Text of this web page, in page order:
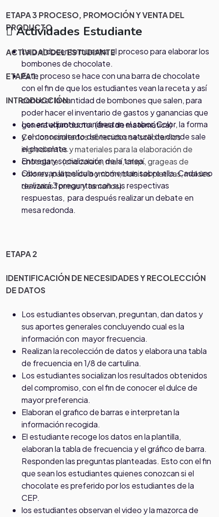
ETAPA 3 PROCESO, PROMOCIÓN Y VENTA DEL
PRODUCTO
La o el docente muestra el proceso para elaborar los
bombones de chocolate.
Este proceso se hace con una barra de chocolate
con el fin de que los estudiantes vean la receta y así
conocer la cantidad de bombones que salen, para
poder hacer el inventario de gastos y ganancias que
genera el producto. (área de matemática)
Con los resultados obtenidos se solicitan los
ingredientes y materiales para la elaboración de
chocolate. (chocolate, maní, crispí, grageas de
colores, palitos de bombón, bolsitas platicas, moldes
de varias formas y tamaños).
Actividades Estudiante
ACTIVIDAD DEL ESTUDIANTE
ETAPA 1:
INTRODUCCIÓN
Los estudiantes manifiestan el sabor, Color, la forma
y el conocimiento del recurso natural de donde sale
el chocolate.
Entrega y socialización de la tarea.
Observan la película y comentan sobre ella. Cada uno
realizará 3 preguntas con sus respectivas
respuestas, para después realizar un debate en
mesa redonda.
ETAPA 2
IDENTIFICACIÓN DE NECESIDADES Y RECOLECCIÓN
DE DATOS
Los estudiantes observan, preguntan, dan datos y
sus aportes generales concluyendo cual es la
información con mayor frecuencia.
Realizan la recolección de datos y elabora una tabla
de frecuencia en 1/8 de cartulina.
Los estudiantes socializan los resultados obtenidos
del compromiso, con el fin de conocer el dulce de
mayor preferencia.
Elaboran el grafico de barras e interpretan la
información recogida.
El estudiante recoge los datos en la plantilla,
elaboran la tabla de frecuencia y el gráfico de barra.
Responden las preguntas planteadas. Esto con el fin
que sean los estudiantes quienes conozcan si el
chocolate es preferido por los estudiantes de la
CEP.
los estudiantes observan el video y la mazorca de